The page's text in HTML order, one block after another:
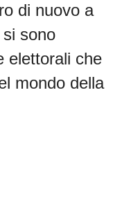
di nuovo a
sono
elettorali che
mondo della